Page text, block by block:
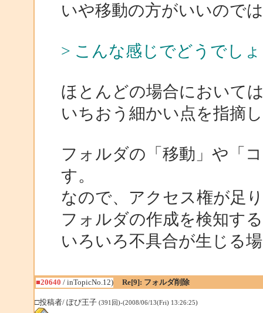
いや移動の方がいいので
> こんな感じでどうでし
ほとんどの場合において
いちおう細かい点を指摘
フォルダの「移動」や「
す。
なので、アクセス権が足
フォルダの作成を検知す
いろいろ不具合が生じる
■20640 / inTopicNo.12) Re[9]: フォルダ削除
□投稿者/ ぽぴ王子 (391回)-(2008/06/13(Fri) 13:26:25)